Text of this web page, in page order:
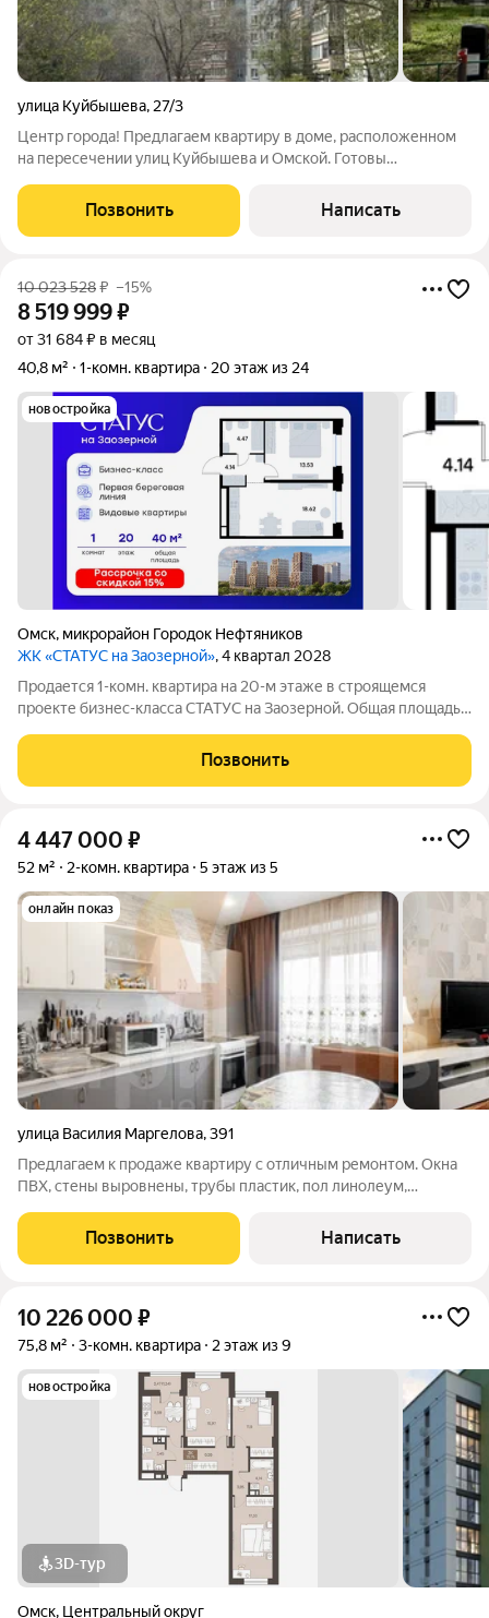
улица Куйбышева, 27/3
Центр города! Предлагаем квартиру в доме, расположенном
на пересечении улиц Куйбышева и Омской. Готовы
установлен шлагбаум для удобства жильцов. В доступе всегда
есть места для парковки авто. Рядом
Позвонить Написать
10 023 528₽ –15%
8 519 999₽
от 31 684 ₽ в месяц
40,8 м²
1-комн. квартира 20 этаж из 24
новостройка
Омск, микрорайон Городок Нефтяников
ЖК «СТАТУС на Заозерной», 4 квартал 2028
Продается 1-комн. квартира на 20-м этаже в строящемся
проекте бизнес-класса СТАТУС на Заозерной. Общая площадь
под жилую и 18,62 кв. м под кухонную зону. Номер квартиры -
207. Преимущества
Позвонить
4 447 000 ₽
52 м² 2-комн. квартира 5 этаж из 5
онлайн показ
улица Василия Маргелова,391
Предлагаем к продаже квартиру с отличным ремонтом. Окна
ПВХ, стены выровнены, трубы пластик, пол линолеум,
находится на второй линии, без активного автодвижения. В
пешей доступности детский
Позвонить Написать
10 226 000 ₽
75,8 м² 3-комн. квартира 2 этаж из 9
новостройка
3D-тур
Омск, Центральный округ